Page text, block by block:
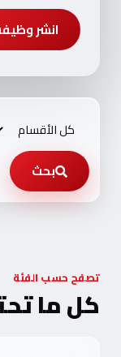
انشر
بحث
تصفح حسب الفئة
كل ما